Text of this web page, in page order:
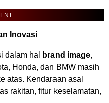
Inovasi
dalam hal brand image,
Honda, dan BMW masih
atas. Kendaraan asal
rakitan, fitur keselamatan,